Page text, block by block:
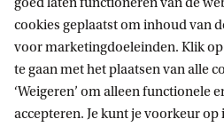
Informatie voor
cookies geplaatst om inhoud van
voor marketingdoeleinden. Klik op
te gaan met het plaatsen van alle
‘Weigeren’ om alleen functionele
accepteren. Je kunt je voorkeur